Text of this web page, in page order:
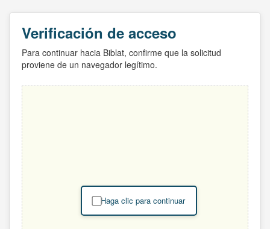
Verificación de acceso
Para continuar hacia Biblat, confirme que la solicitud
proviene de un navegador legítimo.
Haga clic para continuar